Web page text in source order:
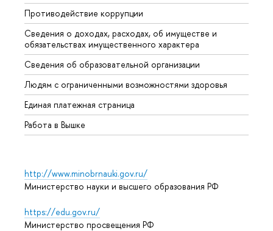
Противодействие коррупции
Сведения о доходах, расходах, об имуществе и
обязательствах имущественного характера
Сведения об образовательной организации
Людям с ограниченными возможностями здоровья
Единая платежная страница
Работа в Вышке
http://www.minobrnauki.gov.ru/
Министерство науки и высшего образования РФ
https://edu.gov.ru/
Министерство просвещения РФ